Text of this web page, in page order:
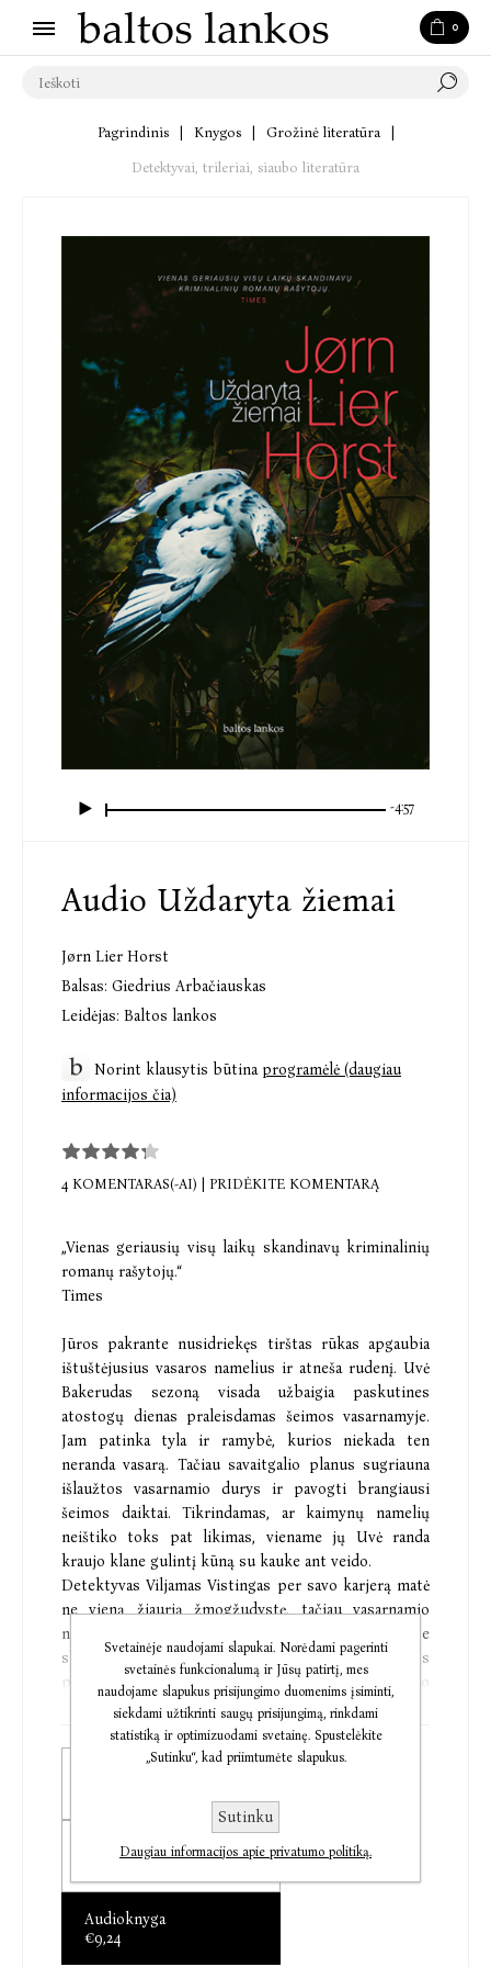
0
Pagrindinis Knygos Grožinė literatūra
Detektyvai, trileriai, siaubo literatūra
-4:57
Audio Uždaryta žiemai
Jørn Lier Horst
Balsas: Giedrius Arbačiauskas
Leidėjas: Baltos lankos
Norint klausytis būtinaprogramėlė (daugiau
informacijos čia)
4 KOMENTARAS(-AI) PRIDĖKITE KOMENTARĄ
„Vienas geriausių visų laikų skandinavų kriminalinių
romanų rašytojų.“
Times
Jūros pakrante nusidriekęs tirštas rūkas apgaubia
ištuštėjusius vasaros namelius ir atneša rudenį. Uvė
Bakerudas sezoną visada užbaigia paskutines
atostogų dienas praleisdamas šeimos vasarnamyje.
Jam patinka tyla ir ramybė, kurios niekada ten
neranda vasarą. Tačiau savaitgalio planus sugriauna
išlaužtos vasarnamio durys ir pavogti brangiausi
šeimos daiktai. Tikrindamas, ar kaimynų namelių
neištiko toks pat likimas, viename jų Uvė randa
kraujo klane gulintį kūną su kauke ant veido.
Detektyvas Viljamas Vistingas per savo karjerą matė
ne vieną žiaurią žmogžudystę, tačiau vasarnamio
nusikaltimas atrodo itin ciniškas ir atliktas be
skrupulų. Kruopščiai dėliojant chaotišką bylos
paveikslą ir daugėjant aukų skaičiui, detektyvo
intuicija sako, kad, netikėtai susidūrus dviem
pavojingoms nusikaltėlių grupuotėms, jūros
pakrantė virto šaltakraujiško mūšio lauku. Tyrimas
policijos jis klaidžioja po skurdžiausius Lietuvos
sostinės rajonų labirintus, ieškodamas atsakymų apie
šiurpios nakties įvykius.
nepaprastai subtili niūrumos ir prieblandos
nuotaika – visa tai Horstas kruopščiai suaudžia į
Elektroninė knyga
Audioknyga
€9,24
Svetainėje naudojami slapukai. Norėdami pagerinti
svetainės funkcionalumą ir Jūsų patirtį, mes
naudojame slapukus prisijungimo duomenims įsiminti,
siekdami užtikrinti saugų prisijungimą, rinkdami
statistiką ir optimizuodami svetainę. Spustelėkite
„Sutinku“, kad priimtumėte slapukus.
Sutinku
Daugiau informacijos apie privatumo politiką.